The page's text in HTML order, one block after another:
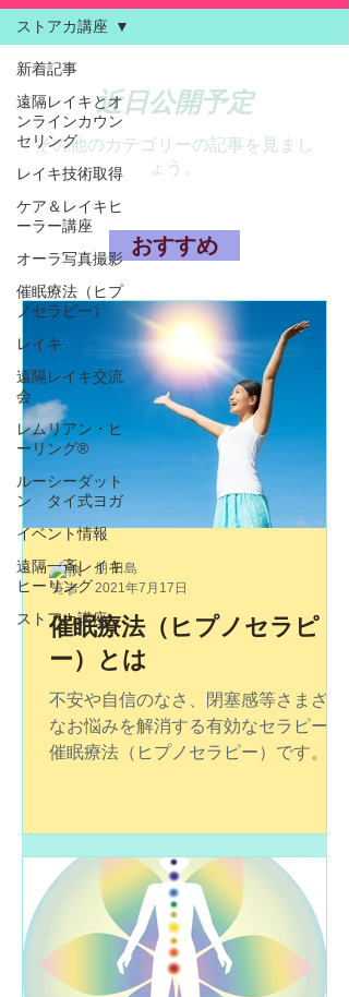
新着記事
遠隔レイキとオ
ンラインカウン
セリング
レイキ技術取得
ケア＆レイキヒ
ーラー講座
オーラ写真撮影
催眠療法（ヒプ
ノセラピー）
レイキ
遠隔レイキ交流
会
レムリアン・ヒ
ーリング®
ルーシーダット
ン タイ式ヨガ
イベント情報
遠隔一斉レイキ
ヒーリング
ストアカ講座
ストアカ講座
近日公開予定
その他のカテゴリーの記事を見まし
ょう。
おすすめ
催眠療法（ヒプノセラピ
ー）とは
不安や自信のなさ、閉塞感等さまざま
なお悩みを解消する有効なセラピーが
催眠療法（ヒプノセラピー）です。
朋 田島
2021年7月17日